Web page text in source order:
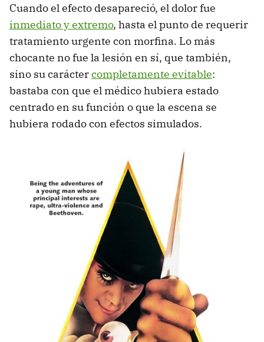
Cuando el efecto desapareció, el dolor fue
inmediato y extremo, hasta el punto de requerir
tratamiento urgente con morfina. Lo más
chocante no fue la lesión en sí, que también,
sino su caráctercompletamente evitable:
bastaba con que el médico hubiera estado
centrado en su función o que la escena se
hubiera rodado con efectos simulados.